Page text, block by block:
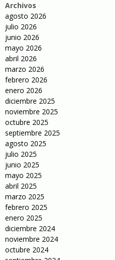
Archivos
agosto 2026
julio 2026
junio 2026
mayo 2026
abril 2026
marzo 2026
febrero 2026
enero 2026
diciembre 2025
noviembre 2025
octubre 2025
septiembre 2025
agosto 2025
julio 2025
junio 2025
mayo 2025
abril 2025
marzo 2025
febrero 2025
enero 2025
diciembre 2024
noviembre 2024
octubre 2024